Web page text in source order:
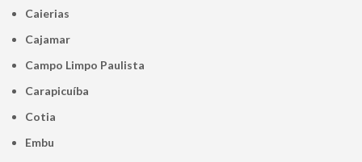
Caierias
Cajamar
Campo Limpo Paulista
Carapicuíba
Cotia
Embu